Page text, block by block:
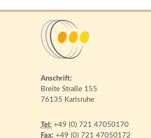
Anschrift:
Breite Straße 155
76135 Karlsruhe
Tel: +49 (0) 721 47050170
Fax: +49 (0) 721 47050172